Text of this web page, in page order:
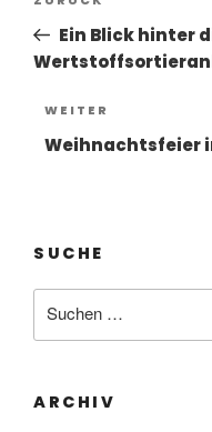
Beitrag
Ein Blick hinter
Nächster
Beitrag
WEITER
Weihnachtsfeier
SUCHE
nach:
ARCHIV